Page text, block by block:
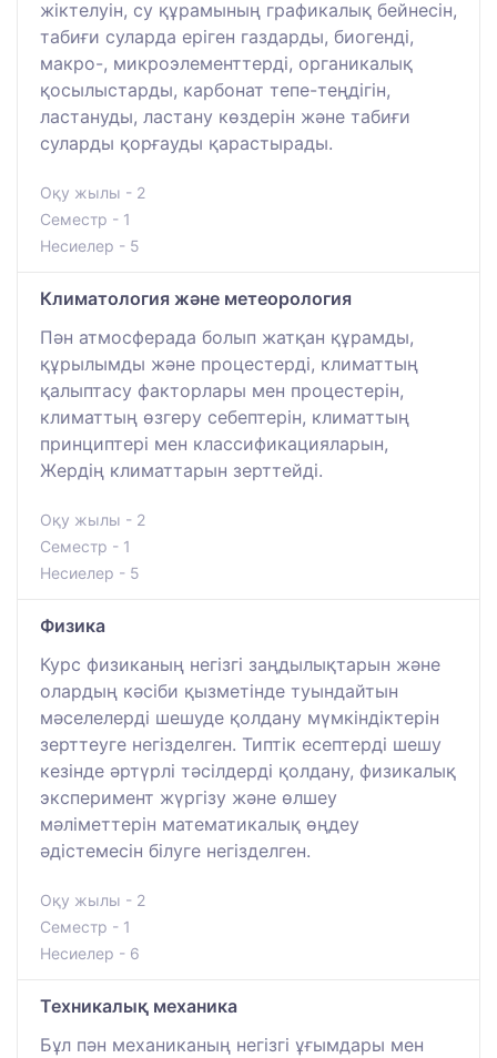
жіктелуін, су құрамының графикалық бейнесін,
табиғи суларда еріген газдарды, биогенді,
макро-, микроэлементтерді, органикалық
қосылыстарды, карбонат тепе-теңдігін,
ластануды, ластану көздерін және табиғи
суларды қорғауды қарастырады.
Оқу жылы - 2
Семестр - 1
Несиелер - 5
Климатология және метеорология
Пән атмосферада болып жатқан құрамды,
құрылымды және процестерді, климаттың
қалыптасу факторлары мен процестерін,
климаттың өзгеру себептерін, климаттың
принциптері мен классификацияларын,
Жердің климаттарын зерттейді.
Оқу жылы - 2
Семестр - 1
Несиелер - 5
Физика
Курс физиканың негізгі заңдылықтарын және
олардың кәсіби қызметінде туындайтын
мәселелерді шешуде қолдану мүмкіндіктерін
зерттеуге негізделген. Типтік есептерді шешу
кезінде әртүрлі тәсілдерді қолдану, физикалық
эксперимент жүргізу және өлшеу
мәліметтерін математикалық өңдеу
әдістемесін білуге негізделген.
Оқу жылы - 2
Семестр - 1
Несиелер - 6
Техникалық механика
Бұл пән механиканың негізгі ұғымдары мен